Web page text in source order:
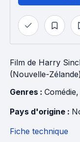
Film de Harry
(Nouvelle-
Genres : Comédie,
Pays d'origine :
Fiche technique